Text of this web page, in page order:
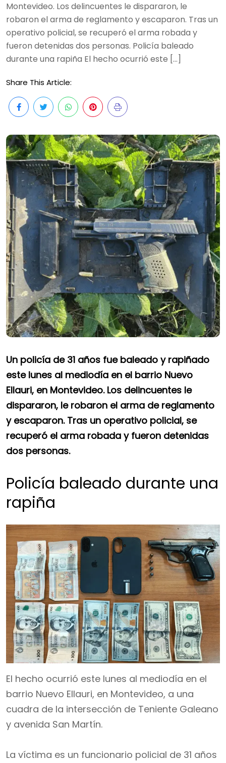
Montevideo. Los delincuentes le dispararon, le
robaron el arma de reglamento y escaparon. Tras un
operativo policial, se recuperó el arma robada y
fueron detenidas dos personas. Policía baleado
durante una rapiña El hecho ocurrió este […]
Share This Article:
Un policía de 31 años fue baleado y rapiñado
este lunes al mediodía en el barrio Nuevo
Ellauri, en Montevideo. Los delincuentes le
dispararon, le robaron el arma de reglamento
y escaparon. Tras un operativo policial, se
recuperó el arma robada y fueron detenidas
dos personas.
Policía baleado durante una
rapiña
El hecho ocurrió este lunes al mediodía en el
barrio Nuevo Ellauri, en Montevideo, a una
cuadra de la intersección de Teniente Galeano
y avenida San Martín.
La víctima es un funcionario policial de 31 años